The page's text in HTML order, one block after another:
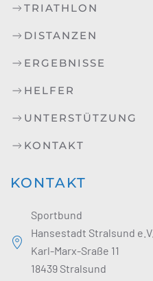
TRIATHLON
DISTANZEN
ERGEBNISSE
HELFER
UNTERSTÜTZUNG
KONTAKT
KONTAKT
Sportbund
Hansestadt Stralsund e.V.
Karl-Marx-Sraße 11
18439 Stralsund